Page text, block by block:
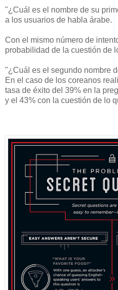
"¿Cuál es el nombre de su
a los usuarios de habla árabe.
Con el mismo número de
probabilidad de la cuestión de
"¿Cuál es el segundo nombre
En el caso de los coreanos
tasa de éxito del 39% en la
y el 43% con la cuestión de lo